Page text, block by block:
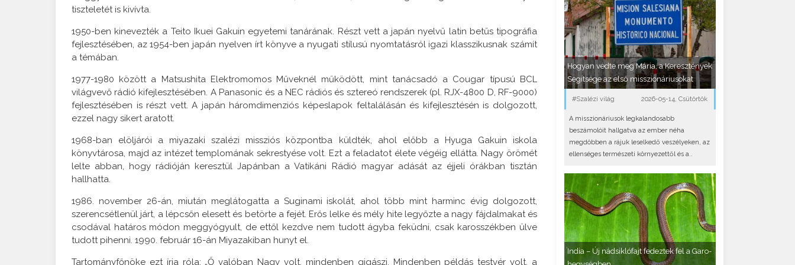
tiszteletét is kivívta.
1950-ben kinevezték a Teito Ikuei Gakuin egyetemi tanárának. Részt vett a japán nyelvű latin betűs tipográfia
fejlesztésében, az 1954-ben japán nyelven írt könyve a nyugati stílusú nyomtatásról igazi klasszikusnak számít
a témában.
1977-1980 között a Matsushita Elektromomos Műveknél működött, mint tanácsadó a Cougar típusú BCL
világvevő rádió kifejlesztésében. A Panasonic és a NEC rádiós és sztereó rendszerek (pl. RJX-4800 D, RF-9000)
fejlesztésében is részt vett. A japán háromdimenziós képeslapok feltalálásán és kifejlesztésén is dolgozott,
ezzel nagy sikert aratott.
1968-ban elöljárói a miyazaki szalézi missziós központba küldték, ahol előbb a Hyuga Gakuin iskola
könyvtárosa, majd az intézet templomának sekrestyése volt. Ezt a feladatot élete végéig ellátta. Nagy örömét
lelte abban, hogy rádióján keresztül Japánban a Vatikáni Rádió magyar adását az éjjeli órákban tisztán
hallhatta.
1986. november 26-án, miután meglátogatta a Suginami iskolát, ahol több mint harminc évig dolgozott,
szerencsétlenül járt, a lépcsőn elesett és betörte a fejét. Erős lelke és mély hite legyőzte a nagy fájdalmakat és
csodával határos módon meggyógyult, de ettől kezdve nem tudott ágyba feküdni, csak karosszékben ülve
tudott pihenni. 1990. február 16-án Miyazakiban hunyt el.
Tartományfőnöke ezt írja róla: „Ő valóban Nagy volt, mindenben gigászi. Mindenben példás testvér volt, a
Hogyan védte meg Mária, a Keresztények
Segítsége az első misszionáriusokat
#Szalézi világ 2026-05-14, Csütörtök
A misszionáriusok legkalandosabb
beszámolóit hallgatva az ember néha
megdöbben a rájuk leselkedő veszélyeken, az
ellenséges természeti környezettől és a..
India – Új nádsiklófajt fedeztek fel a Garo-